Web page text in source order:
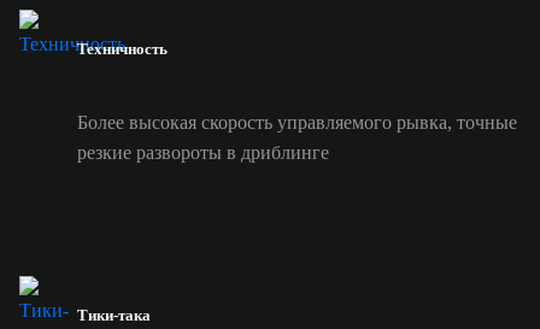
Техничность
Более высокая скорость управляемого рывка, точные
резкие развороты в дриблинге
Тики-така